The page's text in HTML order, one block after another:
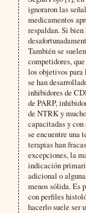
ignoraron las
medicamentos
respaldan. Si
También se
competidores,
los objetivos para
se han
inhibidores de
de PARP,
de NTRK y
capacitadas y
se encuentre una
terapias han
excepciones, la
indicación
adicional o
menos sólida. Es
con perfiles
hacerlo suele ser